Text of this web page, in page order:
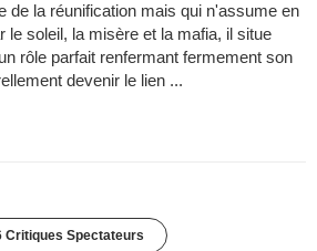
de la réunification mais qui n'assume en
le soleil, la misère et la mafia, il situe
rôle parfait renfermant fermement son
devenir le lien ...
Critiques Spectateurs